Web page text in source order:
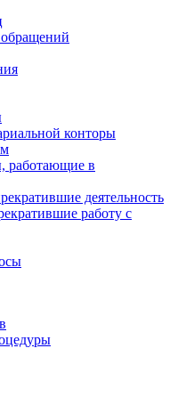
конторы
работающие в
деятельность
работу с